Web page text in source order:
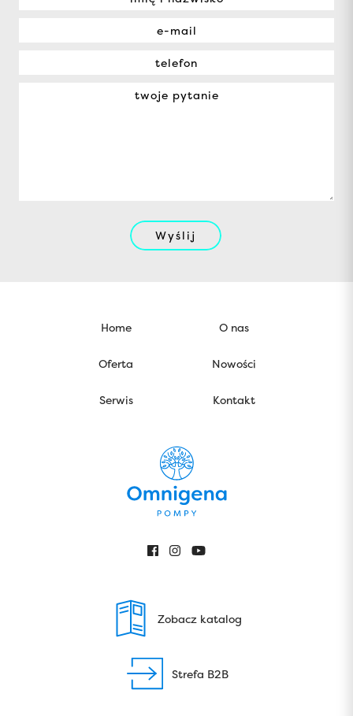
Wyślij
Home O nas
Oferta Nowości
Serwis Kontakt
Zobacz katalog
Strefa B2B